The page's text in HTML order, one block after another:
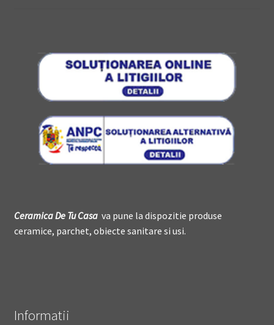
Ceramica DeTu Casava pune la dispozitie produse
ceramice, parchet, obiecte sanitare si usi.
Informatii